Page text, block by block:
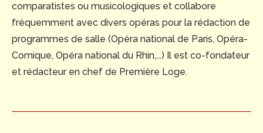
comparatistes ou musicologiques et collabore
fréquemment avec divers opéras pour la rédaction de
programmes de salle (Opéra national de Paris, Opéra-
Comique, Opéra national du Rhin,...) Il est co-fondateur
et rédacteur en chef de Première Loge.